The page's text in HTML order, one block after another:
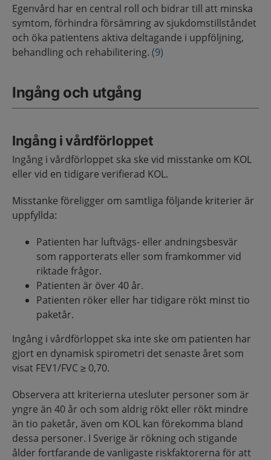
Egenvård har en central roll och bidrar till att minska
symtom, förhindra försämring av sjukdomstillståndet
och öka patientens aktiva deltagande i uppföljning,
behandling och rehabilitering. (9)
Ingång och utgång
Ingång i vårdförloppet
Ingång i vårdförloppet ska ske vid misstanke om KOL
eller vid en tidigare verifierad KOL.
Misstanke föreligger om samtliga följande kriterier är
uppfyllda:
Patienten har luftvägs- eller andningsbesvär
som rapporterats eller som framkommer vid
riktade frågor.
Patienten är över 40 år.
Patienten röker eller har tidigare rökt minst tio
paketår.
Ingång i vårdförloppet ska inte ske om patienten har
gjort en dynamisk spirometri det senaste året som
visat FEV1/FVC ≥ 0,70.
Observera att kriterierna utesluter personer som är
yngre än 40 år och som aldrig rökt eller rökt mindre
än tio paketår, även om KOL kan förekomma bland
dessa personer. I Sverige är rökning och stigande
ålder fortfarande de vanligaste riskfaktorerna för att